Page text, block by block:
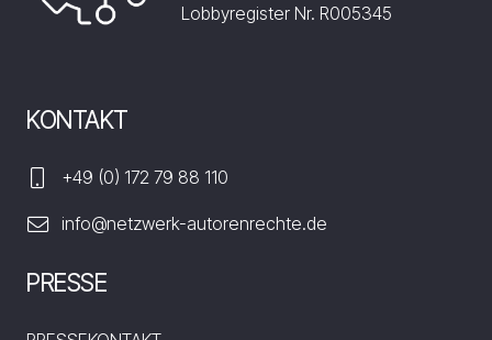
Lobbyregister Nr. R005345
KONTAKT
+49 (0) 172 79 88 110
info@netzwerk-autorenrechte.de
PRESSE